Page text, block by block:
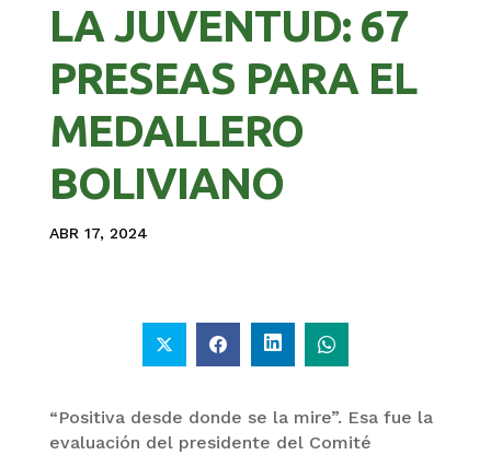
LA JUVENTUD: 67
PRESEAS PARA EL
MEDALLERO
BOLIVIANO
ABR 17, 2024
“Positiva desde donde se la mire”. Esa fue la
evaluación del presidente del Comité